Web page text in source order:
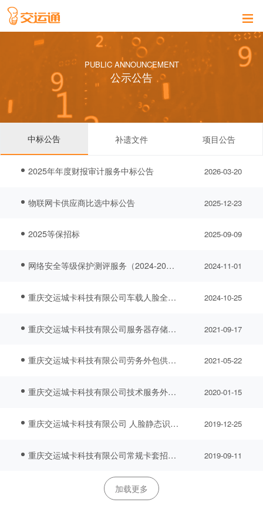
PUBLIC ANNOUNCEMENT
公示公告
中标公告 补遗文件 项目公告
2025年年度财报审计服务中标公告 2026-03-20
物联网卡供应商比选中标公告 2025-12-23
2025等保招标 2025-09-09
网络安全等级保护测评服务（2024-2025）招标项目中标公告 2024-11-01
重庆交运城卡科技有限公司车载人脸全支付终端及配套系统竞争谈判 中标公告 2024-10-25
重庆交运城卡科技有限公司服务器存储招标项目 中标公告 2021-09-17
重庆交运城卡科技有限公司劳务外包供应商入围项目 入围公告 2021-05-22
重庆交运城卡科技有限公司技术服务外包供应商入围项目 入围公告 2020-01-15
重庆交运城卡科技有限公司 人脸静态识别服务器 中标公告 2019-12-25
重庆交运城卡科技有限公司常规卡套招标项目 中标入围公告 2019-09-11
加载更多